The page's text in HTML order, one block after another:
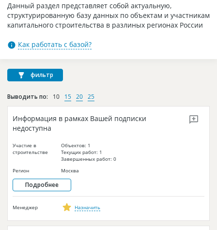
База строящихся объектов
Глоссарий
Новости
Пресс-релизы
Правила работы
Личный кабинет
Данный раздел представляет собой актуальную,
структурированную базу данных по объектам и участникам
капитального строительства в разлиных регионах России
Как работать с базой?
фильтр
Выводить по: 10 15 20 25
Информация в рамках Вашей подписки
недоступна
Участие в
строительстве
Объектов: 1
Текущих работ: 1
Завершенных работ: 0
Регион
Москва
Подробнее
Менеджер Назначить